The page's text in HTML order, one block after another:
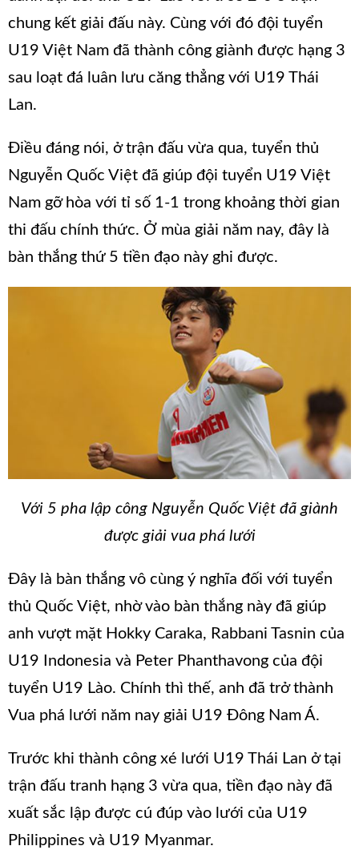
chung kết giải đấu này. Cùng với đó đội tuyển
U19 Việt Nam đã thành công giành được hạng 3
sau loạt đá luân lưu căng thẳng với U19 Thái
Lan.
Điều đáng nói, ở trận đấu vừa qua, tuyển thủ
Nguyễn Quốc Việt đã giúp đội tuyển U19 Việt
Nam gỡ hòa với tỉ số 1-1 trong khoảng thời gian
thi đấu chính thức. Ở mùa giải năm nay, đây là
bàn thắng thứ 5 tiền đạo này ghi được.
Với 5 pha lập công Nguyễn Quốc Việt đã giành
được giải vua phá lưới
Đây là bàn thắng vô cùng ý nghĩa đối với tuyển
thủ Quốc Việt, nhờ vào bàn thắng này đã giúp
anh vượt mặt Hokky Caraka, Rabbani Tasnin của
U19 Indonesia và Peter Phanthavong của đội
tuyển U19 Lào. Chính thì thế, anh đã trở thành
Vua phá lưới năm nay giải U19 Đông Nam Á.
Trước khi thành công xé lưới U19 Thái Lan ở tại
trận đấu tranh hạng 3 vừa qua, tiền đạo này đã
xuất sắc lập được cú đúp vào lưới của U19
Philippines và U19 Myanmar.